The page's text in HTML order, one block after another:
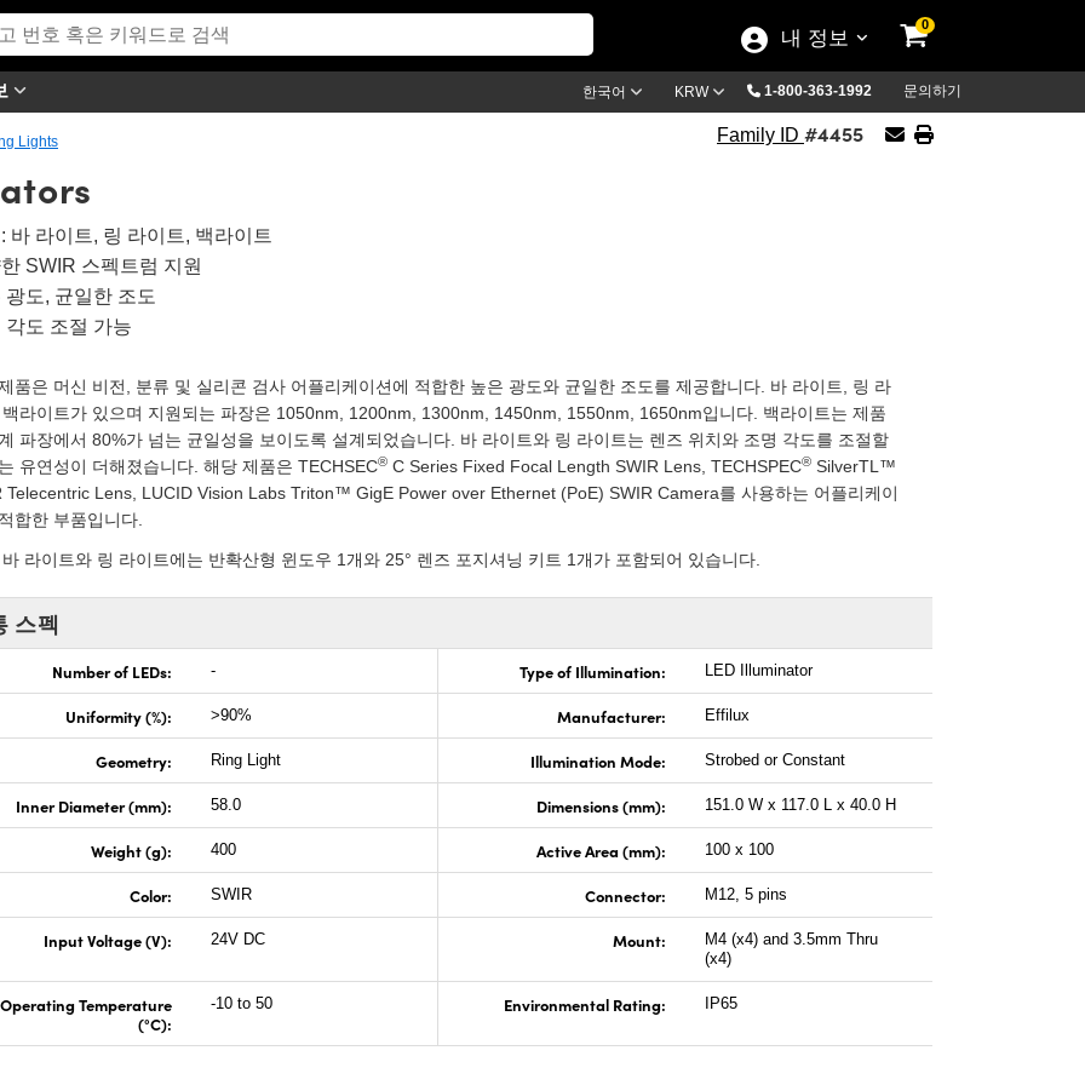
내 정보
0
한국어 KRW 1-800-363-1992 문의하기
Lights Family ID #4455
바 라이트, 링 라이트, 백라이트
SWIR 스펙트럼 지원
광도, 균일한 조도
각도 조절 가능
품은 머신 비전, 분류 및 실리콘 검사 어플리케이션에 적합한 높은 광도와 균일한 조도를 제공합니다. 바 라이트, 링 라
백라이트가 있으며 지원되는 파장은 1050nm, 1200nm, 1300nm, 1450nm, 1550nm, 1650nm입니다. 백라이트는 제품
파장에서 80%가 넘는 균일성을 보이도록 설계되었습니다. 바 라이트와 링 라이트는 렌즈 위치와 조명 각도를 조절할
유연성이 더해졌습니다. 해당 제품은 TECHSEC® C Series Fixed Focal Length SWIR Lens, TECHSPEC® SilverTL™
Telecentric Lens, LUCID Vision Labs Triton™ GigE Power over Ethernet (PoE) SWIR Camera를 사용하는 어플리케이
합한 부품입니다.
바 라이트와 링 라이트에는 반확산형 윈도우 1개와 25° 렌즈 포지셔닝 키트 1개가 포함되어 있습니다.
스펙
Number of LEDs: - Type of Illumination: LED Illuminator
Uniformity (%): >90% Manufacturer: Effilux
Geometry: Ring Light Illumination Mode: Strobed or Constant
Inner Diameter (mm): 58.0 Dimensions (mm): 151.0 W x 117.0 L x 40.0 H
Weight (g): 400 Active Area (mm): 100 x 100
Color: SWIR Connector: M12, 5 pins
Input Voltage (V): 24V DC Mount:
M4 (x4) and 3.5mm Thru
(x4)
Operating Temperature
(°C):
-10 to 50 Environmental Rating: IP65